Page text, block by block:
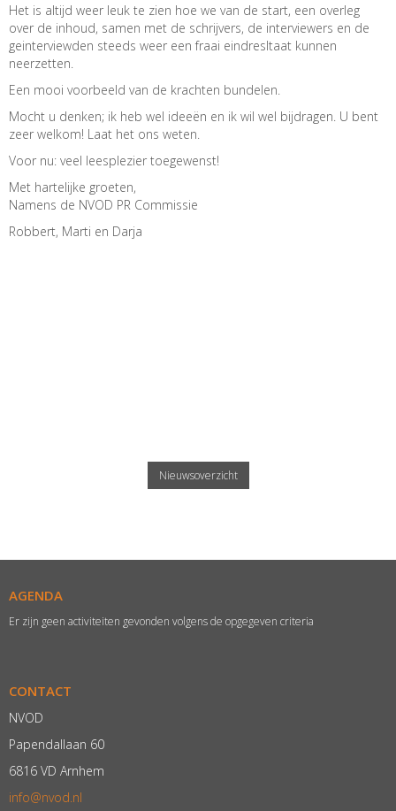
Het is altijd weer leuk te zien hoe we van de start, een overleg
over de inhoud, samen met de schrijvers, de interviewers en de
geinterviewden steeds weer een fraai eindresltaat kunnen
neerzetten.
Een mooi voorbeeld van de krachten bundelen.
Mocht u denken; ik heb wel ideeën en ik wil wel bijdragen. U bent
zeer welkom! Laat het ons weten.
Voor nu: veel leesplezier toegewenst!
Met hartelijke groeten,
Namens de NVOD PR Commissie
Robbert, Marti en Darja
Nieuwsoverzicht
AGENDA
Er zijn geen activiteiten gevonden volgens de opgegeven criteria
CONTACT
NVOD
Papendallaan 60
6816 VD Arnhem
ofni@nvod.nl